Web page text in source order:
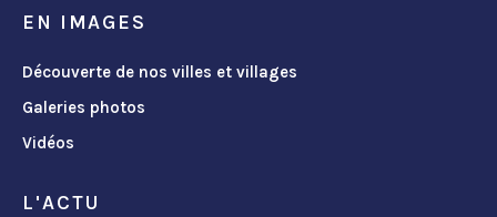
EN IMAGES
Découverte de nos villes et villages
Galeries photos
Vidéos
L'ACTU